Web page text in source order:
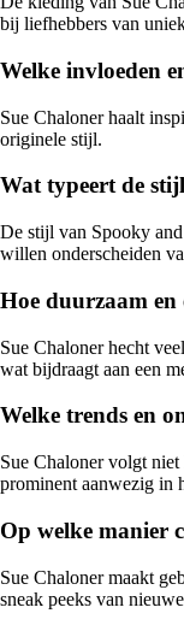
bij liefhebbers van
Welke invloeden
Sue Chaloner haalt
originele stijl.
Wat typeert de
De stijl van Spooky
willen onderscheiden
Hoe duurzaam
Sue Chaloner hecht
wat bijdraagt aan een
Welke trends en
Sue Chaloner volgt
prominent aanwezig in
Op welke manier
Sue Chaloner maakt
sneak peeks van